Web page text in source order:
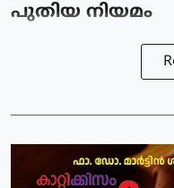
പുതിയ നിയമം